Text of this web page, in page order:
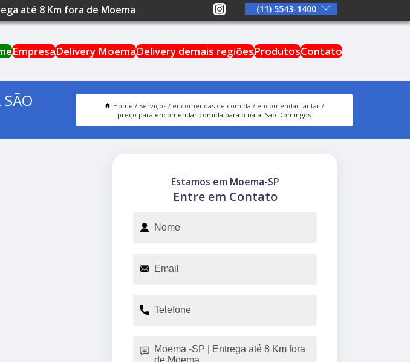
até 8 Km fora de Moema (11) 5543-1400
EmpresaDelivery MoemaDelivery demais regiõesProdutosContato
Home Serviços encomendas de comida
encomendar jantar
preço para encomendar comida para o natal São Domingos
Entre em Contato
Estamos em Moema-SP